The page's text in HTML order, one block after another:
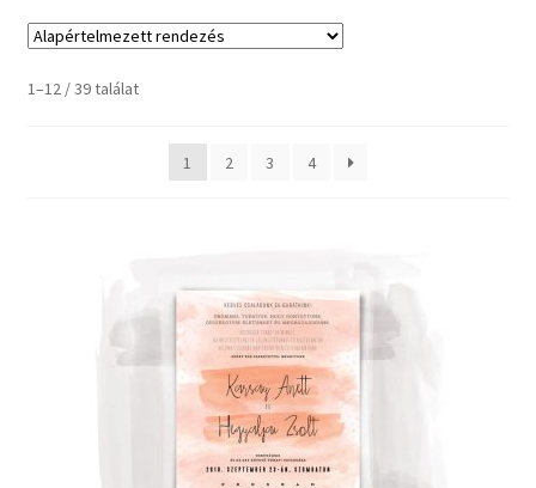
Kosaram
Elfelejtett jelszó
1–12 / 39 találat
1 2 3 4